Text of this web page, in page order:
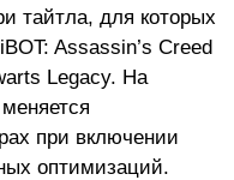
тайтла, для которых
Assassin’s Creed
Legacy. На
при включении
оптимизаций.